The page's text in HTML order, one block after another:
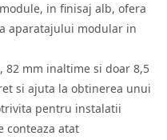
in finisaj alb, ofera
aparatajului modular in
82 mm inaltime si doar 8,5
si ajuta la obtinerea unui
pentru instalatii
conteaza atat